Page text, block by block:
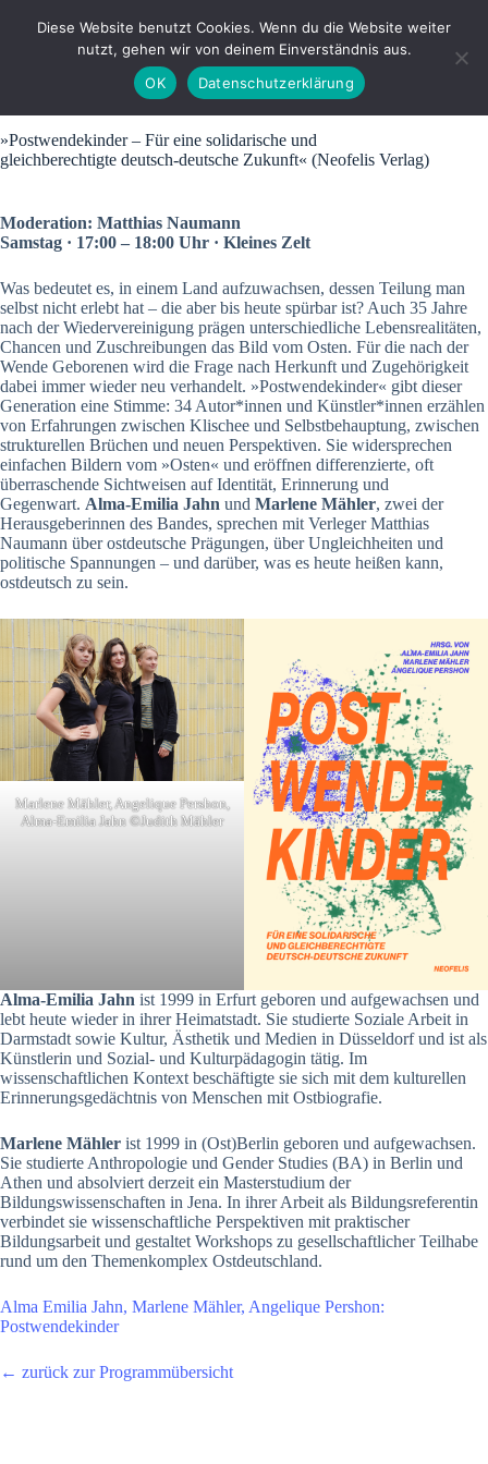
»Postwendekinder – Für eine solidarische und
gleichberechtigte deutsch-deutsche Zukunft« (Neofelis Verlag)
Moderation: Matthias Naumann
Samstag · 17:00 – 18:00 Uhr · Kleines Zelt
Was bedeutet es, in einem Land aufzuwachsen, dessen Teilung man
selbst nicht erlebt hat – die aber bis heute spürbar ist? Auch 35 Jahre
nach der Wiedervereinigung prägen unterschiedliche Lebensrealitäten,
Chancen und Zuschreibungen das Bild vom Osten. Für die nach der
Wende Geborenen wird die Frage nach Herkunft und Zugehörigkeit
dabei immer wieder neu verhandelt. »Postwendekinder« gibt dieser
Generation eine Stimme: 34 Autor*innen und Künstler*innen erzählen
von Erfahrungen zwischen Klischee und Selbstbehauptung, zwischen
strukturellen Brüchen und neuen Perspektiven. Sie widersprechen
einfachen Bildern vom »Osten« und eröffnen differenzierte, oft
überraschende Sichtweisen auf Identität, Erinnerung und
Gegenwart. Alma-Emilia Jahn und Marlene Mähler, zwei der
Herausgeberinnen des Bandes, sprechen mit Verleger Matthias
Naumann über ostdeutsche Prägungen, über Ungleichheiten und
politische Spannungen – und darüber, was es heute heißen kann,
ostdeutsch zu sein.
Marlene Mähler, Angelique Pershon,
Alma-Emilia Jahn ©Judith Mähler
Alma-Emilia Jahn ist 1999 in Erfurt geboren und aufgewachsen und
lebt heute wieder in ihrer Heimatstadt. Sie studierte Soziale Arbeit in
Darmstadt sowie Kultur, Ästhetik und Medien in Düsseldorf und ist als
Künstlerin und Sozial- und Kulturpädagogin tätig. Im
wissenschaftlichen Kontext beschäftigte sie sich mit dem kulturellen
Erinnerungsgedächtnis von Menschen mit Ostbiografie.
Marlene Mähler ist 1999 in (Ost)Berlin geboren und aufgewachsen.
Sie studierte Anthropologie und Gender Studies (BA) in Berlin und
Athen und absolviert derzeit ein Masterstudium der
Bildungswissenschaften in Jena. In ihrer Arbeit als Bildungsreferentin
verbindet sie wissenschaftliche Perspektiven mit praktischer
Bildungsarbeit und gestaltet Workshops zu gesellschaftlicher Teilhabe
rund um den Themenkomplex Ostdeutschland.
Alma Emilia Jahn, Marlene Mähler, Angelique Pershon:
Postwendekinder
← zurück zur Programmübersicht
Diese Website benutzt Cookies. Wenn du die Website weiter
nutzt, gehen wir von deinem Einverständnis aus.
OK
Datenschutzerklärung